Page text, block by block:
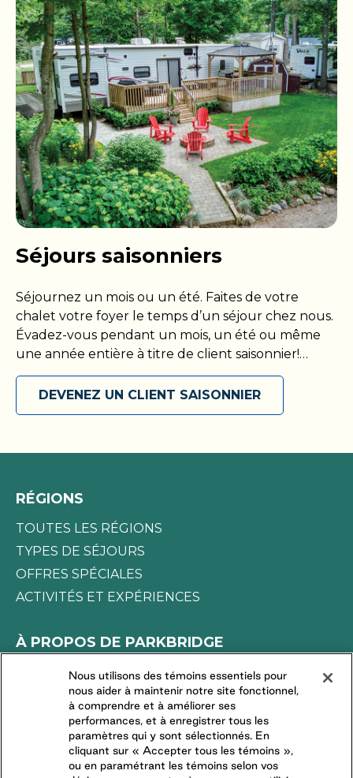
Séjours saisonniers
Séjournez un mois ou un été. Faites de votre
chalet votre foyer le temps d’un séjour chez nous.
Évadez-vous pendant un mois, un été ou même
une année entière à titre de client saisonnier!
Présentez-vous avec votre propre VR ou installez-
vous dans votre chalet, puis maximisez votre
séjour parmi nous en accédant à toutes les
votre escapade saisonnière dès aujourd’hui!
DEVENEZ UN CLIENT SAISONNIER
RÉGIONS
TOUTES LES RÉGIONS
TYPES DE SÉJOURS
OFFRES SPÉCIALES
ACTIVITÉS ET EXPÉRIENCES
À PROPOS DE PARKBRIDGE
LA DIFFÉRENCE PARKBRIDGE
DEMANDES DES MÉDIAS
TRAVAILLER CHEZ NOUS
COMMUNAUTÉS RÉSIDENTIELLES
Nous utilisons des témoins essentiels pour
nous aider à maintenir notre site fonctionnel,
à comprendre et à améliorer ses
performances, et à enregistrer tous les
paramètres qui y sont sélectionnés. En
cliquant sur « Accepter tous les témoins »,
ou en paramétrant les témoins selon vos